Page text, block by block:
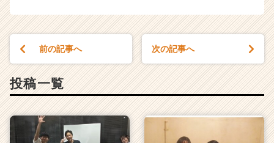
前の記事へ 次の記事へ
投稿一覧